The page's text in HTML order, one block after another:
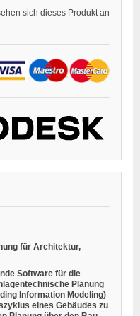
sich dieses Produkt an
für Architektur,
Software für die
Planung
Information Modeling)
eines Gebäudes zu